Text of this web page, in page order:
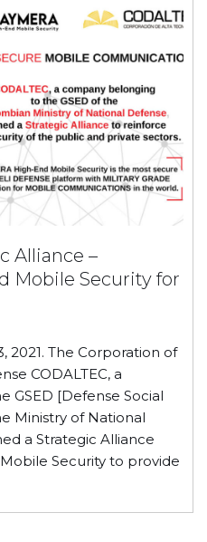
Alliance –
Mobile Security for
2021. The Corporation of
CODALTEC, a
GSED [Defense Social
Ministry of National
a Strategic Alliance
Security to provide